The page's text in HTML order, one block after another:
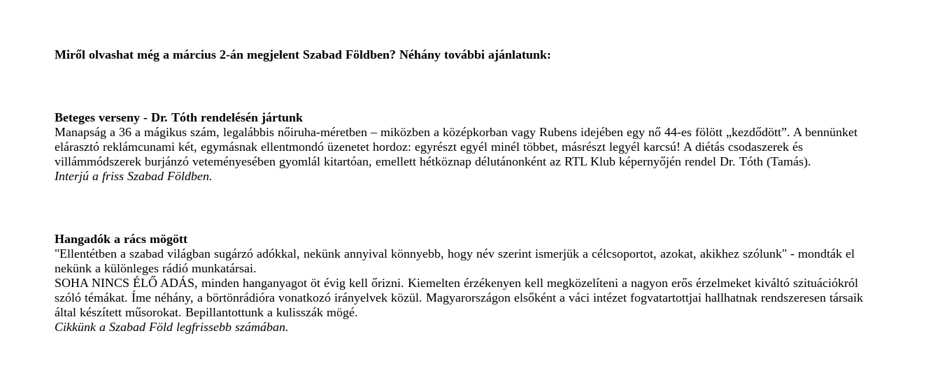
Miről olvashat még a március 2-án megjelent Szabad Földben? Néhány további ajánlatunk:
Beteges verseny - Dr. Tóth rendelésén jártunk
Manapság a 36 a mágikus szám, legalábbis nőiruha-méretben – miközben a középkorban vagy Rubens idejében egy nő 44-es fölött „kezdődött”. A bennünket
elárasztó reklámcunami két, egymásnak ellentmondó üzenetet hordoz: egyrészt egyél minél többet, másrészt legyél karcsú! A diétás csodaszerek és
villámmódszerek burjánzó veteményesében gyomlál kitartóan, emellett hétköznap délutánonként az RTL Klub képernyőjén rendel Dr. Tóth (Tamás).
Interjú a friss Szabad Földben.
Hangadók a rács mögött
"Ellentétben a szabad világban sugárzó adókkal, nekünk annyival könnyebb, hogy név szerint ismerjük a célcsoportot, azokat, akikhez szólunk" - mondták el
nekünk a különleges rádió munkatársai.
SOHA NINCS ÉLŐ ADÁS, minden hanganyagot öt évig kell őrizni. Kiemelten érzékenyen kell megközelíteni a nagyon erős érzelmeket kiváltó szituációkról
szóló témákat. Íme néhány, a börtönrádióra vonatkozó irányelvek közül. Magyarországon elsőként a váci intézet fogvatartottjai hallhatnak rendszeresen társaik
által készített műsorokat. Bepillantottunk a kulisszák mögé.
Cikkünk a Szabad Föld legfrissebb számában.